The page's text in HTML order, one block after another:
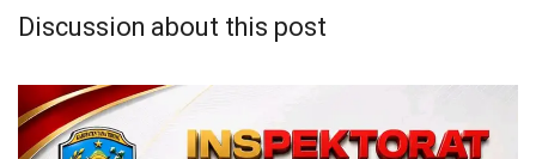
Discussion about this post